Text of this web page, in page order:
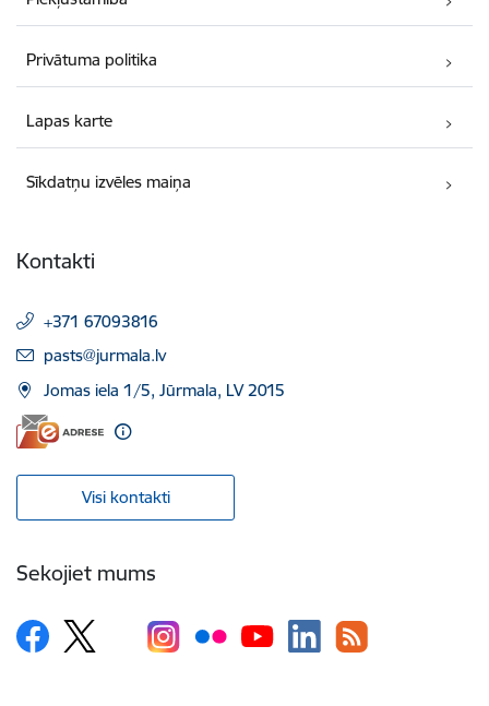
Privātuma politika
Lapas karte
Sīkdatņu izvēles maiņa
Kontakti
+371 67093816
E-pasts:
pasts@jurmala.lv
Jomas iela 1/5, Jūrmala, LV 2015
Visi kontakti
Sekojiet mums